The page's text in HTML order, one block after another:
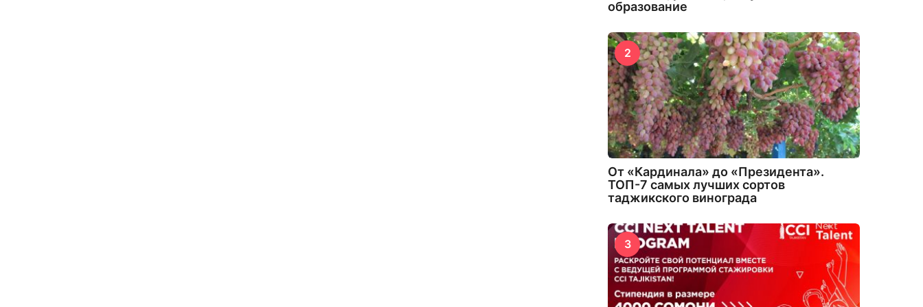
образование
2
От «Кардинала» до «Президента».
ТОП-7 самых лучших сортов
таджикского винограда
3